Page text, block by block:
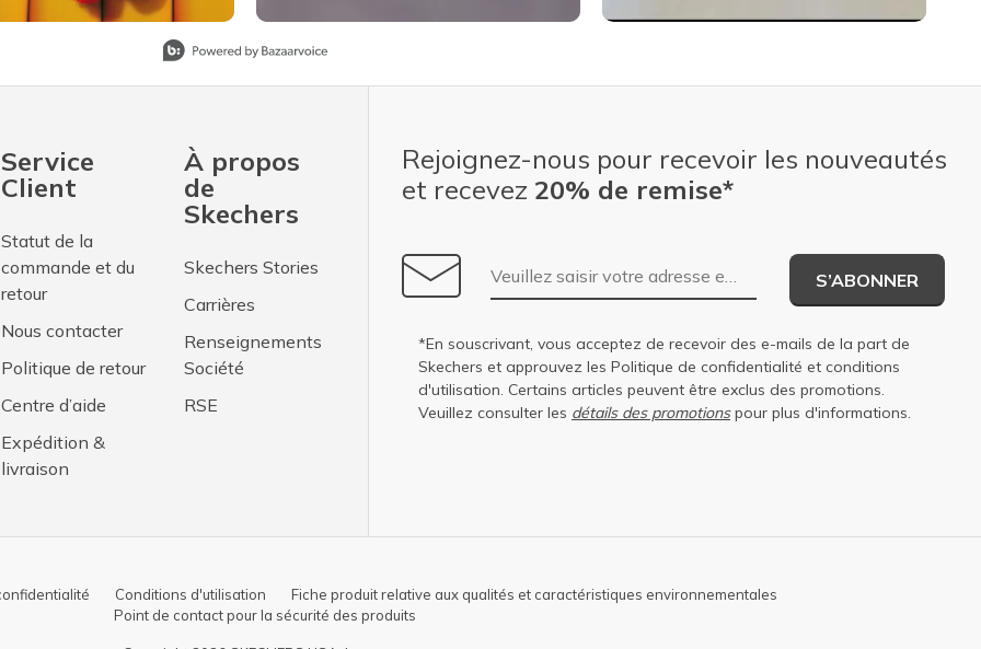
Service
Client
Statut de la
commande et du
retour
Nous contacter
Politique de retour
Centre d’aide
Expédition &
livraison
À propos
de
Skechers
Skechers Stories
Carrières
Renseignements
Société
RSE
Rejoignez-nous pour recevoir les nouveautés
et recevez 20% de remise*
Adresse e-mail
S’ABONNER
*En souscrivant, vous acceptez de recevoir des e-mails de la part de
Skechers et approuvez les Politique de confidentialité et conditions
d'utilisation. Certains articles peuvent être exclus des promotions.
Veuillez consulter les détails des promotionspour plus d'informations.
Conditions d'utilisation
Fiche produit relative aux qualités et caractéristiques environnementales
Point de contact pour la sécurité des produits